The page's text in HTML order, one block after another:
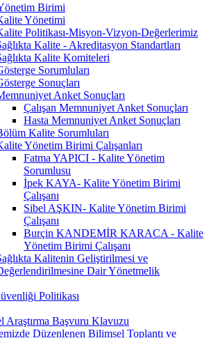
Birimi
Yönetimi
Politikası-Misyon-Vizyon-Değerlerimiz
Kalite - Akreditasyon Standartları
Kalite Komiteleri
Sorumluları
Sonuçları
Anket Sonuçları
Çalışan Memnuniyet Anket Sonuçları
Hasta Memnuniyet Anket Sonuçları
Kalite Sorumluları
Yönetim Birimi Çalışanları
Fatma YAPICI - Kalite Yönetim
Sorumlusu
İpek KAYA- Kalite Yönetim Birimi
Çalışanı
Sibel AŞKIN- Kalite Yönetim Birimi
Çalışanı
Burçin KANDEMİR KARACA - Kalite
Yönetim Birimi Çalışanı
Kalitenin Geliştirilmesi ve
Dair Yönetmelik
Politikası
Araştırma Başvuru Klavuzu
Düzenlenen Bilimsel Toplantı ve